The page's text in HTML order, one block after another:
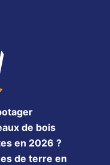
de bois
en 2026 ?
de terre en